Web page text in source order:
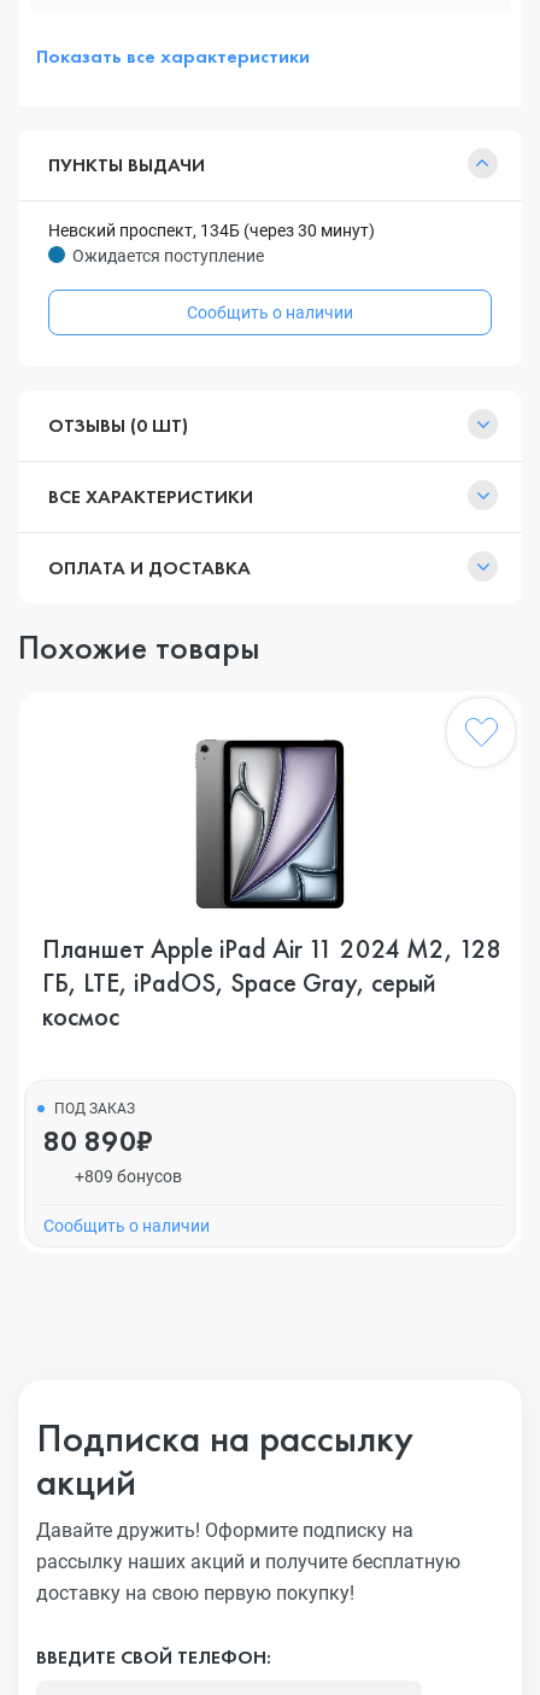
Показать все характеристики
ПУНКТЫ ВЫДАЧИ
Невский проспект, 134Б (через 30 минут)
Ожидается поступление
Сообщить о наличии
ОТЗЫВЫ (0 ШТ)
ВСЕ ХАРАКТЕРИСТИКИ
ОПЛАТА И ДОСТАВКА
Похожие товары
Планшет Apple iPad Air 11 2024 M2, 128
ГБ, LTE, iPadOS, Space Gray, серый
космос
ПОД ЗАКАЗ
80 890₽
+809 бонусов
Cообщить о наличии
Подписка на рассылку
акций
Давайте дружить! Оформите подписку на
рассылку наших акций и получите бесплатную
доставку на свою первую покупку!
ВВЕДИТЕ СВОЙ ТЕЛЕФОН: